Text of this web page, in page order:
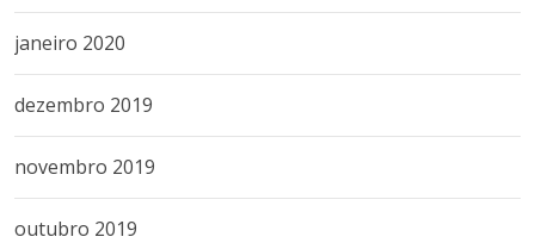
janeiro 2020
dezembro 2019
novembro 2019
outubro 2019